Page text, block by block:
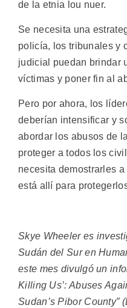
de la etnia lou nuer.
Se necesita una
policía, los tribunales y
judicial puedan brindar
víctimas y poner fin al
Pero por ahora, los
deberían intensificar y
abordar los abusos de
proteger a todos los
necesita demostrarles
está allí para
Skye Wheeler es
Sudán del Sur en
este mes divulgó un
Killing Us’: Abuses
Sudan’s Pibor County”